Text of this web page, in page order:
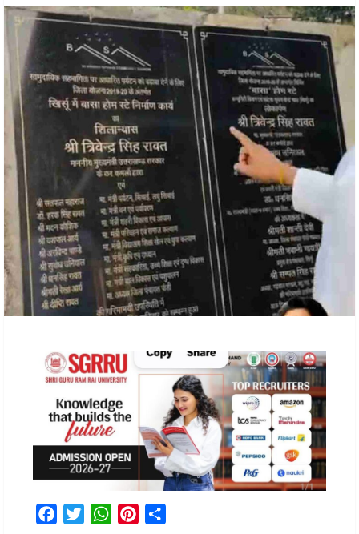
FacebookTwitterWhatsAppPinterest